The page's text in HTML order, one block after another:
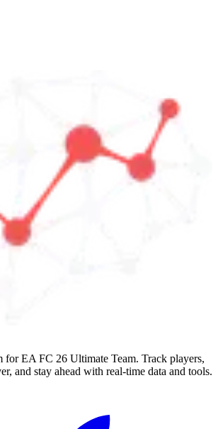
for EA FC 26 Ultimate Team. Track players,
and stay ahead with real-time data and tools.